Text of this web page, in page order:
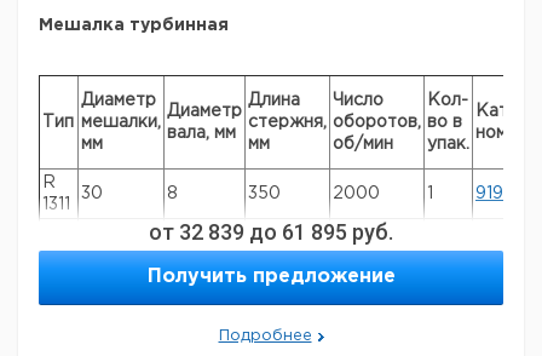
Мешалка турбинная
Тип
Диаметр
мешалки,
мм
Диаметр
вала, мм
Длина
стержня,
мм
Число
оборотов,
об/мин
Кол-
во в
упак.
Кат.
номер
R
1311
30 8 350 2000
1312
8 350 2000
1313
от 32 839 до 61 895 руб.
Получить предложение
Подробнее